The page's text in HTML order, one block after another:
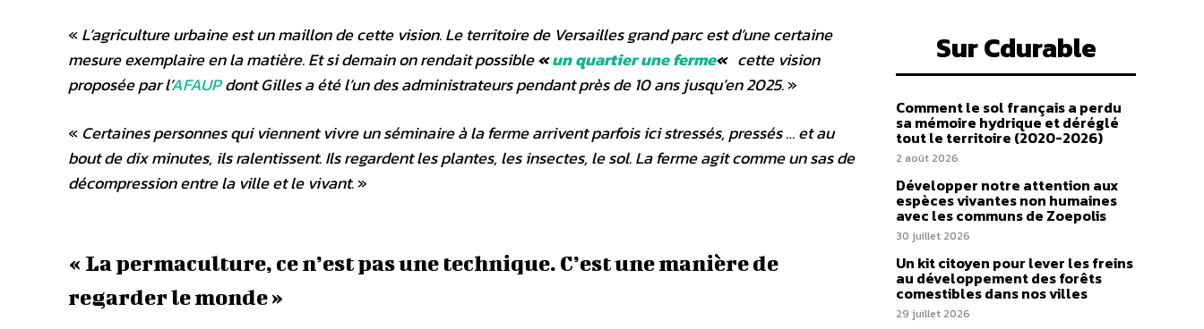
«L’agriculture urbaine est un maillon de cette vision. Le territoire de Versailles grand parc est d’une certaine
mesure exemplaire en la matière. Et si demain on rendait possible«un quartier une ferme« cette vision
proposée par l’AFAUPdont Gilles a été l’un des administrateurs pendant près de 10 ans jusqu’en 2025.»
« Certaines personnes qui viennent vivre un séminaire à la ferme arrivent parfois ici stressés, pressés …et au
bout de dix minutes, ils ralentissent. Ils regardent les plantes, les insectes, le sol. La ferme agit comme un sas de
décompression entre la ville et le vivant.»
« La permaculture, ce n’est pas une technique. C’est une manière de
regarder le monde »
Sur Cdurable
Comment le sol français a perdu
sa mémoire hydrique et déréglé
tout le territoire (2020-2026)
2 août 2026
Développer notre attention aux
espèces vivantes non humaines
avec les communs de Zoepolis
30 juillet 2026
Un kit citoyen pour lever les freins
au développement des forêts
comestibles dans nos villes
29 juillet 2026